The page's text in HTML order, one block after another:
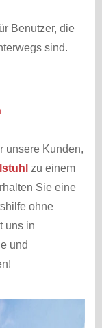
Benutzer, die
sind.
unsere Kunden,
zu einem
Sie eine
ohne
uns in
und